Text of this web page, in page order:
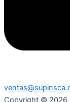
Copyright © 2026